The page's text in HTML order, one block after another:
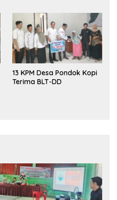
13 KPM Desa Pondok Kopi
Terima BLT-DD